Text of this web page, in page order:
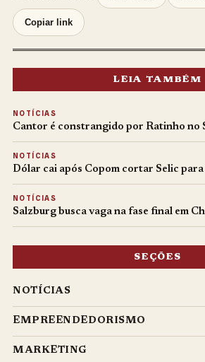
Copiar link
LEIA TAMBÉM
NOTÍCIAS
Cantor é constrangido por Ratinho no
NOTÍCIAS
Dólar cai após Copom cortar Selic para
NOTÍCIAS
Salzburg busca vaga na fase final em
SEÇÕES
NOTÍCIAS
EMPREENDEDORISMO
MARKETING